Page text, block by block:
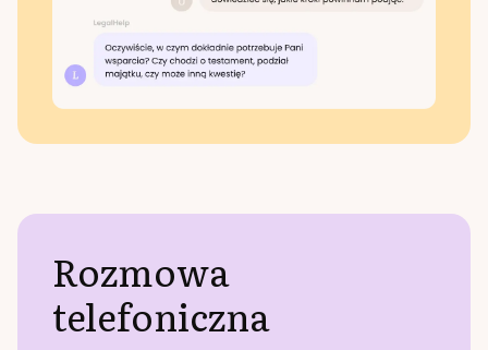
Rozmowa
telefoniczna